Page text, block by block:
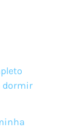
dormir